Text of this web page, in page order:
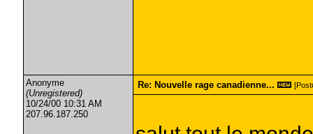
Anonyme
(Unregistered)
10/24/00 10:31 AM
207.96.187.250
Re: Nouvelle rage canadienne...